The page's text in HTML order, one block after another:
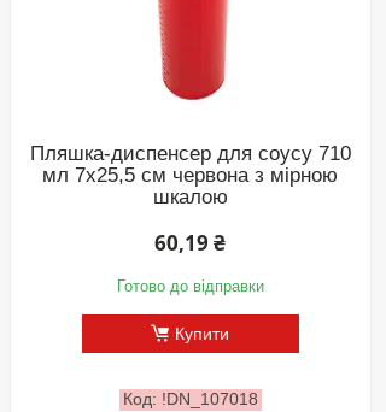
Пляшка-диспенсер для соусу 710
мл 7х25,5 см червона з мірною
шкалою
60,19 ₴
Готово до відправки
Купити
!DN_107018